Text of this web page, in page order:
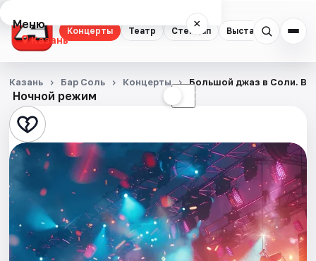
Концерты Театр Стендап Выставки
Меню ×
Казань
Концерты
Театр
Стендап
Выставки
Квесты
Экскурсии
Ночной режим ☾
Казань Бар Соль Концерты Большой джаз в Соли.